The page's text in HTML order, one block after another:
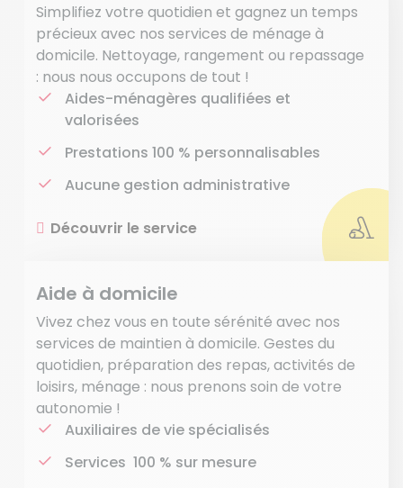
Simplifiez votre quotidien et gagnez un temps
précieux avec nos services de ménage à
domicile. Nettoyage, rangement ou repassage
: nous nous occupons de tout !
Aides-ménagères qualifiées et
valorisées
Prestations 100 % personnalisables
Aucune gestion administrative
Découvrir le service
Aide à domicile
Vivez chez vous en toute sérénité avec nos
services de maintien à domicile. Gestes du
quotidien, préparation des repas, activités de
loisirs, ménage : nous prenons soin de votre
autonomie !
Auxiliaires de vie spécialisés
Services 100 % sur mesure